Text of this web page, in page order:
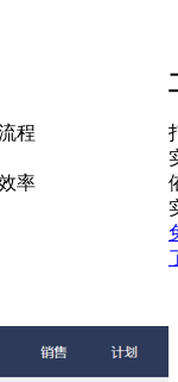
程
率